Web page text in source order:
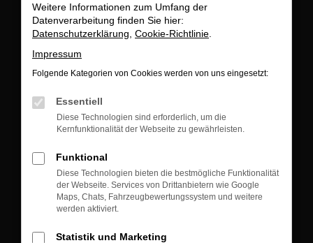
Öffnungszeiten:
Montag bis Freitag:
Postadresse:
Kontakt:
Tel.: +49 3745 760 90 20
Fax: +49 3745 760 90 21
Mail: fj@jakob-trading.com
Weitere Informationen zum Umfang der
Datenverarbeitung finden Sie hier:
Datenschutzerklärung Cookie-Richtlinie
Impressum
Folgende Kategorien von Cookies werden von uns eingesetzt:
Essentiell
Diese Technologien sind erforderlich, um die
Kernfunktionalität der Webseite zu gewährleisten.
Funktional
Diese Technologien bieten die bestmögliche Funktionalität
der Webseite. Services von Drittanbietern wie Google
Maps, Chats, Fahrzeugbewertungssystem und weitere
werden aktiviert.
Statistik und Marketing